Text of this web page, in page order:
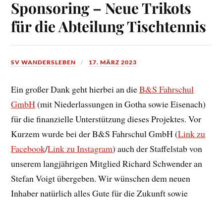
Sponsoring – Neue Trikots
für die Abteilung Tischtennis
SV WANDERSLEBEN 17. MÄRZ 2023
Ein großer Dank geht hierbei an dieB&S Fahrschul
GmbH(mit Niederlassungen in Gotha sowie Eisenach)
für die finanzielle Unterstützung dieses Projektes. Vor
Kurzem wurde bei der B&S Fahrschul GmbH (Link zu
Facebook/Link zu Instagram) auch der Staffelstab von
unserem langjährigen Mitglied Richard Schwender an
Stefan Voigt übergeben. Wir wünschen dem neuen
Inhaber natürlich alles Gute für die Zukunft sowie